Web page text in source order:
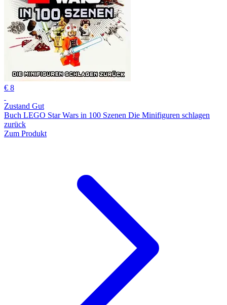
€ 8
Zustand Gut
Buch LEGO Star Wars in 100 Szenen Die Minifiguren schlagen
zurück
Zum Produkt